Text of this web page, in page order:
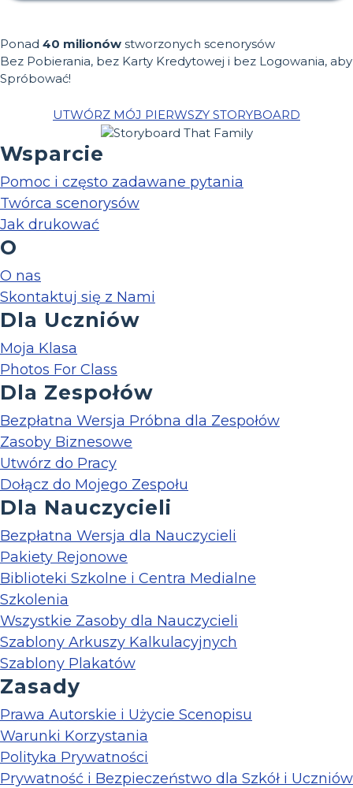
Ponad 40 milionów stworzonych scenorysów
Bez Pobierania, bez Karty Kredytowej i bez Logowania, aby
Spróbować!
UTWÓRZ MÓJ PIERWSZY STORYBOARD
Wsparcie
Pomoc i często zadawane pytania
Twórca scenorysów
Jak drukować
O
O nas
Skontaktuj się z Nami
Dla Uczniów
Moja Klasa
Photos For Class
Dla Zespołów
Bezpłatna Wersja Próbna dla Zespołów
Zasoby Biznesowe
Utwórz do Pracy
Dołącz do Mojego Zespołu
Dla Nauczycieli
Bezpłatna Wersja dla Nauczycieli
Pakiety Rejonowe
Biblioteki Szkolne i Centra Medialne
Szkolenia
Wszystkie Zasoby dla Nauczycieli
Szablony Arkuszy Kalkulacyjnych
Szablony Plakatów
Zasady
Prawa Autorskie i Użycie Scenopisu
Warunki Korzystania
Polityka Prywatności
Prywatność i Bezpieczeństwo dla Szkół i Uczniów